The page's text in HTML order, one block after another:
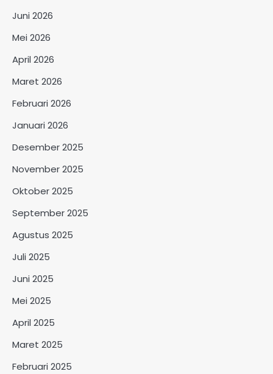
Juni 2026
Mei 2026
April 2026
Maret 2026
Februari 2026
Januari 2026
Desember 2025
November 2025
Oktober 2025
September 2025
Agustus 2025
Juli 2025
Juni 2025
Mei 2025
April 2025
Maret 2025
Februari 2025